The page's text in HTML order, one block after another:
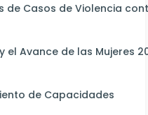
de Casos de Violencia
el Avance de las Mujeres
de Capacidades